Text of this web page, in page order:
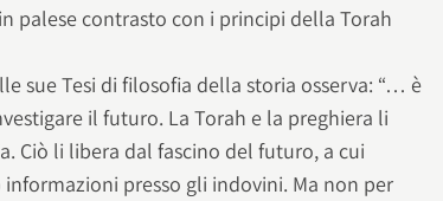
palese contrasto con i principi della Torah
sue Tesi di filosofia della storia osserva: “… è
il futuro. La Torah e la preghiera li
Ciò li libera dal fascino del futuro, a cui
presso gli indovini. Ma non per